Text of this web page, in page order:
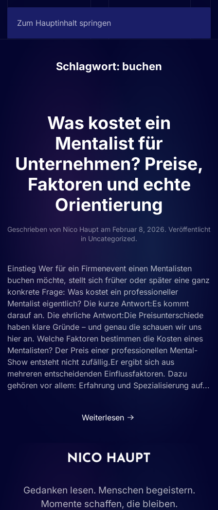
Zum Hauptinhalt springen
Schlagwort: buchen
Was kostet ein
Mentalist für
Unternehmen? Preise,
Faktoren und echte
Orientierung
Geschrieben von Nico Haupt am Februar 8, 2026. Veröffentlicht
in Uncategorized.
Einstieg Wer für ein Firmenevent einen Mentalisten
buchen möchte, stellt sich früher oder später eine ganz
konkrete Frage: Was kostet ein professioneller
Mentalist eigentlich? Die kurze Antwort:Es kommt
darauf an. Die ehrliche Antwort:Die Preisunterschiede
haben klare Gründe – und genau die schauen wir uns
hier an. Welche Faktoren bestimmen die Kosten eines
Mentalisten? Der Preis einer professionellen Mental-
Show entsteht nicht zufällig.Er ergibt sich aus
mehreren entscheidenden Einflussfaktoren. Dazu
gehören vor allem: Erfahrung und Spezialisierung auf...
Weiterlesen
Gedanken lesen. Menschen begeistern.
Momente schaffen, die bleiben.